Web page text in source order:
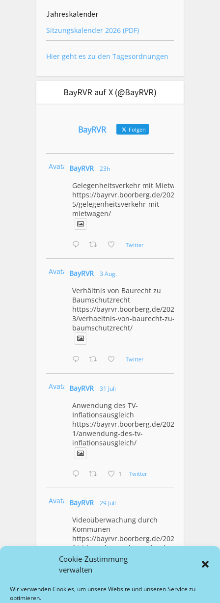
Cookie-Zustimmung
verwalten
Wir verwenden Cookies, um unsere Website und unseren Service zu
optimieren.
Jahreskalender
Sitzungskalender 2026 (PDF)
Hier geht es zu den Tagesordnungen
BayRVR auf X (@BayRVR)
BayRVR Folgen
Avatar BayRVR 23h
Gelegenheitsverkehr mit Mietwagen
https://bayrvr.boorberg.de/2026/08/0
5/gelegenheitsverkehr-mit-
mietwagen/
Twitter
Avatar BayRVR 3 Aug.
Verhältnis von Baurecht zu
Baumschutzrecht
https://bayrvr.boorberg.de/2026/08/0
3/verhaeltnis-von-baurecht-zu-
baumschutzrecht/
Twitter
Avatar BayRVR 31 Juli
Anwendung des TV-
Inflationsausgleich
https://bayrvr.boorberg.de/2026/07/3
1/anwendung-des-tv-
inflationsausgleich/
1 Twitter
Avatar BayRVR 29 Juli
Videoüberwachung durch
Kommunen
https://bayrvr.boorberg.de/2026/07/2
9/videoueberwachung-durch-
kommunen/
1 Twitter